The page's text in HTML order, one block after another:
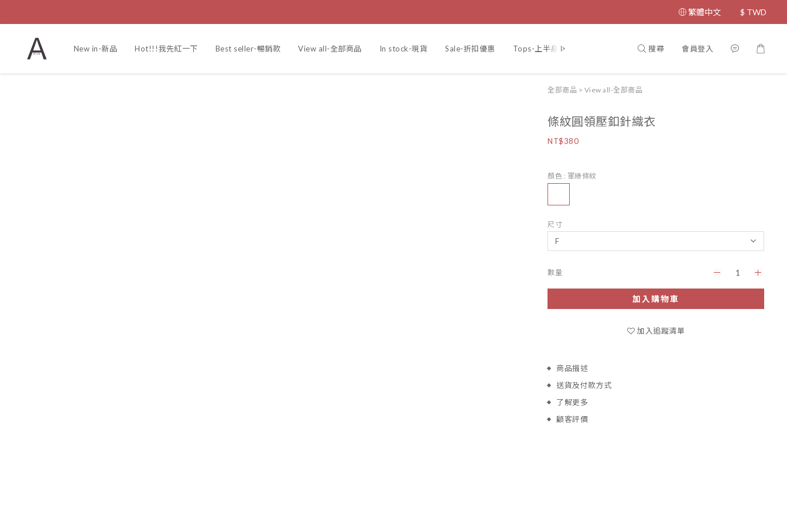
繁體中文 $ TWD
New in-新品 Hot!!!我先紅一下 Best seller-暢銷款 View all-全部商品 In stock-現貨 Sale-折扣優惠 Tops-上半身 Coat-外套 Dress-洋裝
搜尋 會員登入
全部商品 > View all-全部商品
條紋圓領壓釦針織衣
NT$380
顏色 : 軍綠條紋
尺寸
數量
加入購物車
加入追蹤清單
商品描述
送貨及付款方式
了解更多
顧客評價